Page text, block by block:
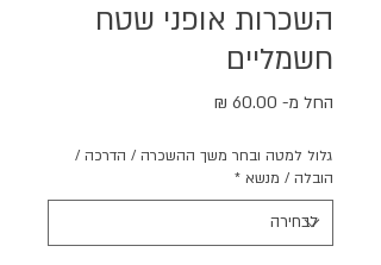
השכרות אופני שטח
חשמליים
החל מ- 60.00 ₪
גלול למטה ובחר משך ההשכרה / הדרכה /
הובלה / מנשא *